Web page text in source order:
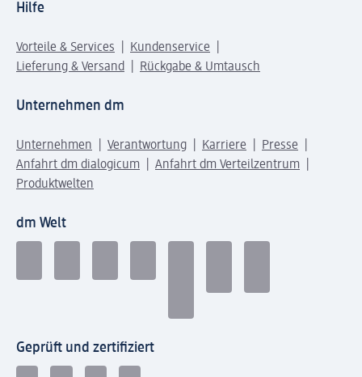
Hilfe
Vorteile & Services
Kundenservice
Lieferung & Versand
Rückgabe & Umtausch
Unternehmen dm
Unternehmen Verantwortung Karriere
Presse
Anfahrt dm dialogicum
Anfahrt dm Verteilzentrum
Produktwelten
dm Welt
Geprüft und zertifiziert